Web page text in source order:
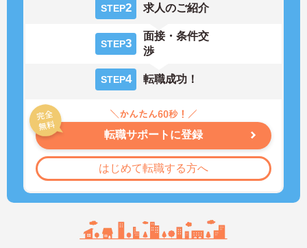
STEP2 求人のご紹介
STEP3
面接・条件交
渉
STEP4 転職成功！
転職サポートに登録
はじめて転職する方へ